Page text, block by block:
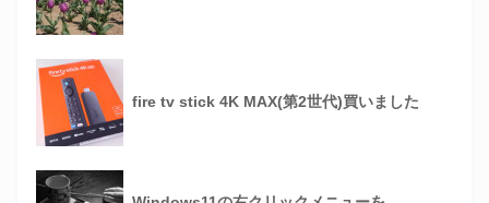
fire tv stick 4K MAX(第2世代)買いました